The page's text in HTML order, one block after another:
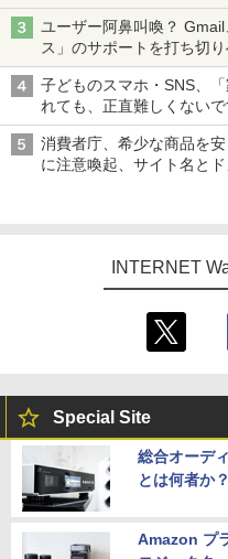
も、持ち替えずに書き込
ユーザー阿鼻叫喚？
ス」のサポートを打ち切り
子どものスマホ・SNS、
れても、正直難しくない
デビューする方が怖い」
消費者庁、希少な商品を
に注意喚起、サイト名と
INTERNET
Special Site
総合オーデ
とは何者か？
Amazon プ